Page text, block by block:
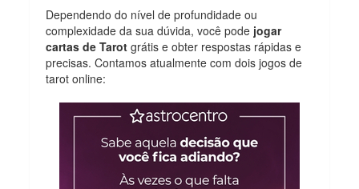
Dependendo do nível de profundidade ou
complexidade da sua dúvida, você pode jogar
cartas de Tarot grátis e obter respostas rápidas e
precisas. Contamos atualmente com dois jogos de
tarot online: